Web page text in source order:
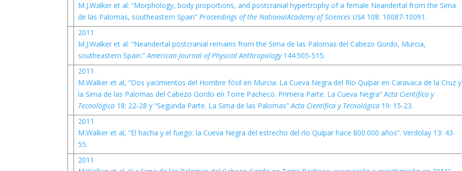
M.J.Walker et al: “Morphology, body proportions, and postcranial hypertrophy of a female Neandertal from the Sima
de las Palomas, southeastern Spain” Proceedings of the NationalAcademy of Sciences USA 108: 10087-10091.
2011
M.J.Walker et al: “Neandertal postcranial remains from the Sima de las Palomas del Cabezo Gordo, Murcia,
southeastern Spain.”American Journal of Physical Anthropology 144:505-515.
2011
M.Walker et al, “Dos yacimientos del Hombre fósil en Murcia: La Cueva Negra del Río Quípar en Caravaca de la Cruz y
la Sima de las Palomas del Cabezo Gordo en Torre Pacheco. Primera Parte. La Cueva Negra”Acta Científica y
Tecnológica 18: 22-28 y “Segunda Parte. La Sima de las Palomas”Acta Científica y Tecnológica 19: 15-23.
2011
M.Walker et al, “El hacha y el fuego: la Cueva Negra del estrecho del río Quípar hace 800.000 años”. Verdolay 13: 43-
55.
2011